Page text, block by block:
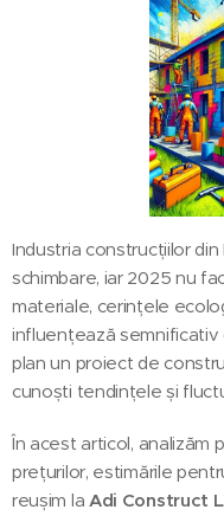
Industria construcțiilor
schimbare, iar 2025 nu
materiale, cerințele
influențează semnificativ
plan un proiect de
cunoști tendințele și
În acest articol, analizăm
prețurilor, estimările
reușim la Adi Construct